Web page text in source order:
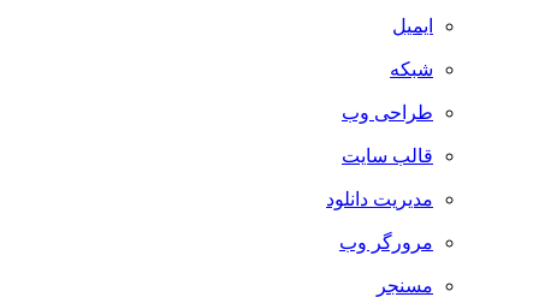
ایمیل
شبکه
طراحی وب
قالب سایت
مدیریت دانلود
مرورگر وب
مسنجر